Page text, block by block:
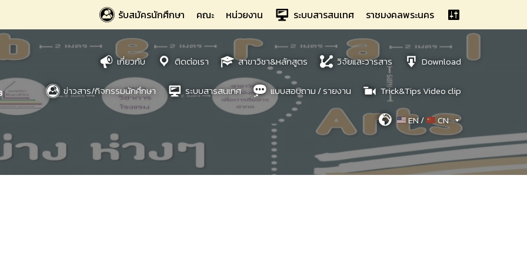
รับสมัครนักศึกษา คณะ หน่วยงาน ระบบสารสนเทศ ราชมงคลพระนคร
เกี่ยวกับ ติดต่อเรา สาขาวิชา&หลักสูตร วิจัยและวารสาร Download
ข่าวสาร/กิจกรรมนักศึกษา ระบบสารสนเทศ แบบสอบถาม / รายงาน Trick&Tips Video clip
EN / CN